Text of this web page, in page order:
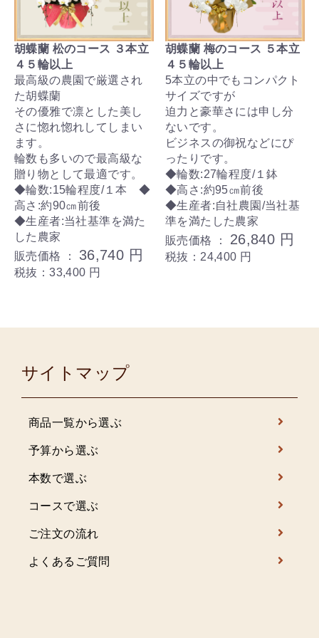
胡蝶蘭 松のコース ３本立
４５輪以上
最高級の農園で厳選され
た胡蝶蘭
その優雅で凛とした美し
さに惚れ惚れしてしまい
ます。
輪数も多いので最高級な
贈り物として最適です。
◆輪数:15輪程度/１本 ◆
高さ:約90㎝前後
◆生産者:当社基準を満た
した農家
販売価格 ： 36,740 円
税抜：33,400 円
胡蝶蘭 梅のコース ５本立
４５輪以上
5本立の中でもコンパクト
サイズですが
迫力と豪華さには申し分
ないです。
ビジネスの御祝などにぴ
ったりです。
◆輪数:27輪程度/１鉢
◆高さ:約95㎝前後
◆生産者:自社農園/当社基
準を満たした農家
販売価格 ： 26,840 円
税抜：24,400 円
サイトマップ
商品一覧から選ぶ
予算から選ぶ
本数で選ぶ
コースで選ぶ
ご注文の流れ
よくあるご質問